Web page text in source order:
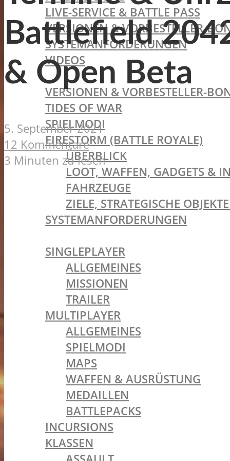
LIVE-SERVICE & BATTLE PASS
VERSIONEN & VORBESTELLER-
SYSTEMANFORDERUNGEN
VIDEOS
BATTLEFIELD V
VERSIONEN & VORBESTELLER-
TIDES OF WAR
SPIELMODI
FIRESTORM (BATTLE ROYALE)
ÜBERBLICK
LOOT, WAFFEN, GADGETS &
FAHRZEUGE
ZIELE, STRATEGISCHE
SYSTEMANFORDERUNGEN
SINGLEPLAYER
ALLGEMEINES
MISSIONEN
TRAILER
MULTIPLAYER
ALLGEMEINES
SPIELMODI
MAPS
WAFFEN & AUSRÜSTUNG
MEDAILLEN
BATTLEPACKS
INCURSIONS
KLASSEN
Battlefield
& Open Beta
5. September 2021
12 Kommentare
3 Minuten zu lesen